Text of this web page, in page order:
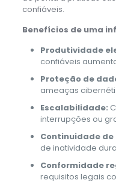
confiáveis.
Benefícios de uma
Produtividade
confiáveis
Proteção de
ameaças
Escalabilidade:
interrupções ou
Continuidade de
de inatividade
Conformidade
requisitos legais